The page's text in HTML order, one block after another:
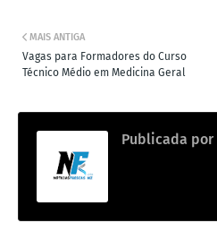
MAIS ANTIGA
Vagas para Formadores do Curso
Técnico Médio em Medicina Geral
Publicada por